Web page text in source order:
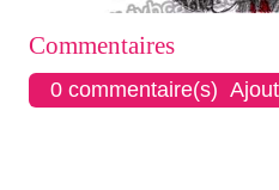
Commentaires
0 commentaire(s)